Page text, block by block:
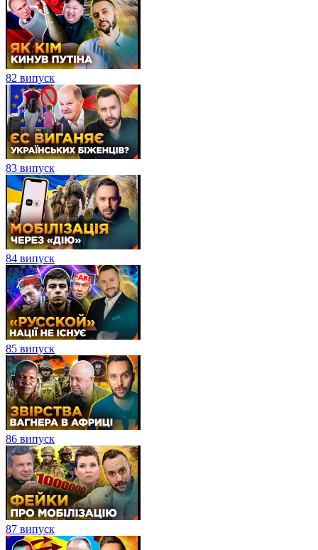
82 випуск
83 випуск
84 випуск
85 випуск
86 випуск
87 випуск